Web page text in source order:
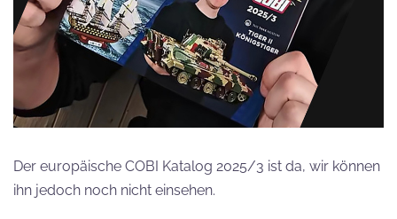
Der europäische COBI Katalog 2025/3 ist da, wir können
ihn jedoch noch nicht einsehen.